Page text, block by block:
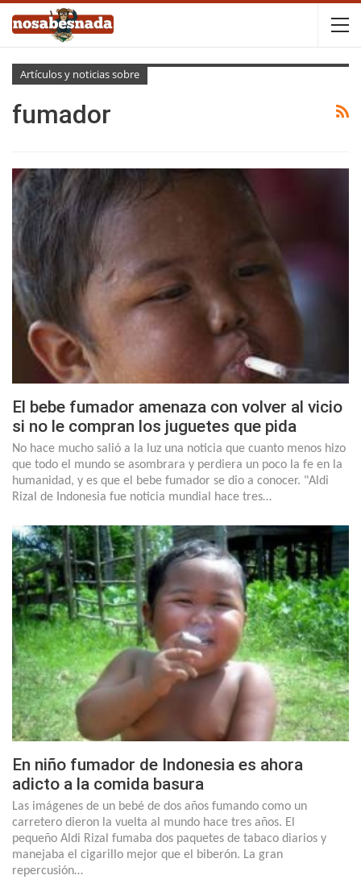
Artículos y noticias sobre
fumador
El bebe fumador amenaza con volver al vicio
si no le compran los juguetes que pida
No hace mucho salió a la luz una noticia que cuanto menos hizo
que todo el mundo se asombrara y perdiera un poco la fe en la
humanidad, y es que el bebe fumador se dio a conocer. "Aldi
Rizal de Indonesia fue noticia mundial hace tres…
En niño fumador de Indonesia es ahora
adicto a la comida basura
Las imágenes de un bebé de dos años fumando como un
carretero dieron la vuelta al mundo hace tres años. El
pequeño Aldi Rizal fumaba dos paquetes de tabaco diarios y
manejaba el cigarillo mejor que el biberón. La gran
repercusión…